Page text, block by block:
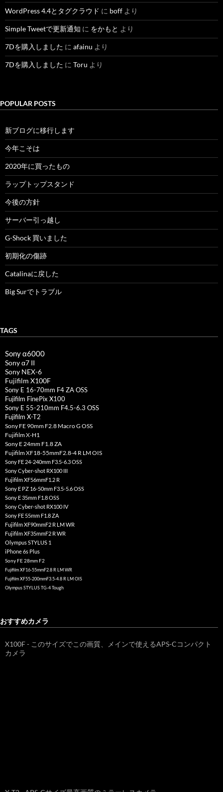
WordPress 4.4とタグクラウド に boff より
Simple Tweetで更新通知 に をかもと より
7Dを購入しました に afainu より
7Dを購入しました に Toru より
POPULAR POSTS
新ブログに移行します
今年こそは
2020年に買ったもの
ラップトップスタンド
今後の方針
サーバー引っ越し
G-Shock 買いました
初期化の傷跡
Catalinaに戻した
Big Surでトラブル
TAGS
Sony α6000
Sony α7 II
Sony NEX-6
Fujifilm X100F
Sony E 16-70mm F4 ZA OSS
Fujifilm FinePix X100
Sony E 55-210mm F4.5-6.3 OSS
Fujifilm X-T2
Sony FE 90mm F2.8 Macro G OSS
Fujifilm X-H1
Sony E 24mm F1.8 ZA
Fujifilm XF18-55mmF2.8-4 R LM OIS
Sony FE 24-240mm F3.5-6.3 OSS
Sony Cyber-shot RX100 III
Fujifilm XF56mmF1.2 R
Sony E PZ 16-50mm F3.5-5.6 OSS
Sony E 35mm F1.8 OSS
Sony Cyber-shot RX100 IV
Sony FE 55mm F1.8 ZA
Fujifilm XF90mmF2 R LM WR
Fujifilm XF35mmF2 R WR
Olympus STYLUS 1
iPhone 6s Plus
Sony FE 28mm F2
Fujifilm XF16-55mmF2.8 R LM WR
Fujifilm XF55-200mmF3.5-4.8 R LM OIS
Olympus STYLUS TG-4 Tough
おすすめカメラ
X100F - このサイズでこの画質、メインで使えるAPS-Cコンパクト
カメラ